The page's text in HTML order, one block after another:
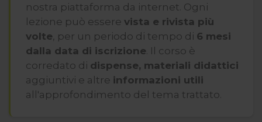
nostra piattaforma da internet. Ogni
lezione può essere vista e rivista più
volte , per un periodo di tempo di 6 mesi
dalla data di iscrizione . Il corso è
corredato di dispense, materiali didattici
aggiuntivi e altre informazioni utili
all'approfondimento del tema trattato.